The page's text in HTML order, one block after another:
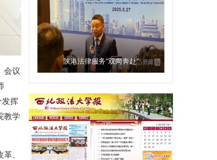
会议
发挥
教学
、
陕港法律服务“双向奔赴”